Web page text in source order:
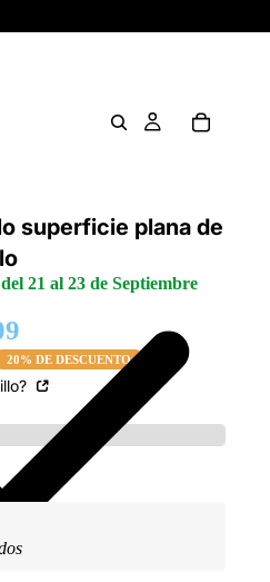
superficie plana de
21 al 23 de Septiembre
20% DE DESCUENTO